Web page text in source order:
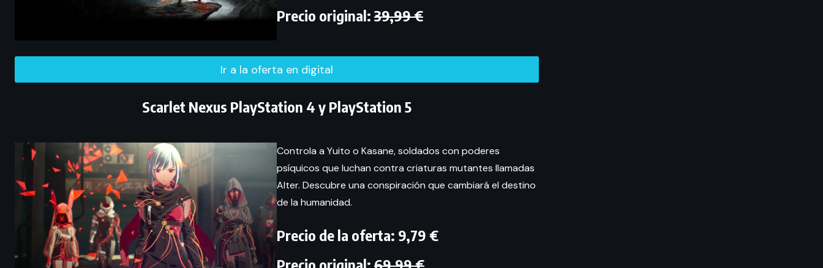
Precio original: 39,99 €
Ir a la oferta en digital
Scarlet Nexus PlayStation 4 y PlayStation 5
Controla a Yuito o Kasane, soldados con poderes
psíquicos que luchan contra criaturas mutantes llamadas
Alter. Descubre una conspiración que cambiará el destino
de la humanidad.
Precio de la oferta: 9,79 €
Precio original: 69,99 €